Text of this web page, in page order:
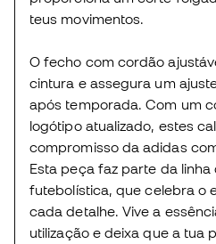
teus movimentos.
O fecho com cordão
cintura e assegura um
após temporada. Com um
logótipo atualizado, estes
compromisso da adidas
Esta peça faz parte da
futebolística, que celebra o
cada detalhe. Vive a
utilização e deixa que a tua